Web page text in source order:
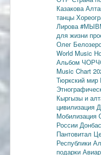
Казакова
танцы
Лирова
для жизни
Олег
World Music
Альбом
Music Chart
Тюркский
Кыргызы и
цивилизация
Мобилизация
России
Пантовитал
Республики
подарки